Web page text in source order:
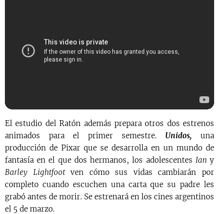
El estudio del Ratón además prepara otros dos estrenos
animados para el primer semestre. Unidos, una
producción de Pixar que se desarrolla en un mundo de
fantasía en el que dos hermanos, los adolescentes Ian y
Barley Lightfootven cómo sus vidas cambiarán por
completo cuando escuchen una carta que su padre les
grabó antes de morir. Se estrenará en los cines argentinos
el 5 de marzo.